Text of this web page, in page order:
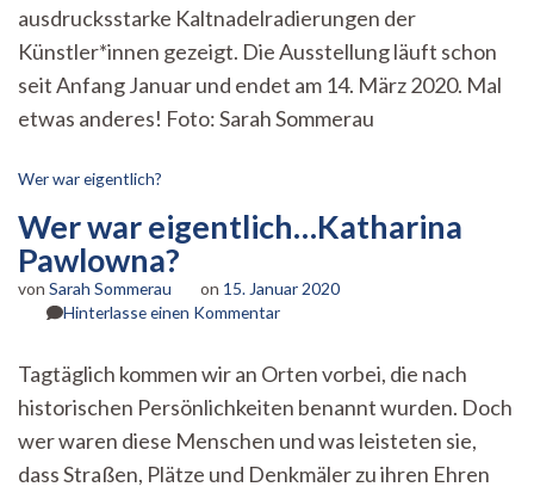
ausdrucksstarke Kaltnadelradierungen der
Künstler*innen gezeigt. Die Ausstellung läuft schon
seit Anfang Januar und endet am 14. März 2020. Mal
etwas anderes! Foto: Sarah Sommerau
Wer war eigentlich?
Wer war eigentlich…Katharina
Pawlowna?
von Sarah Sommerau on 15. Januar 2020
Hinterlasse einen Kommentarzu
eigentlich…
Katharina
Pawlowna?
Tagtäglich kommen wir an Orten vorbei, die nach
historischen Persönlichkeiten benannt wurden. Doch
wer waren diese Menschen und was leisteten sie,
dass Straßen, Plätze und Denkmäler zu ihren Ehren